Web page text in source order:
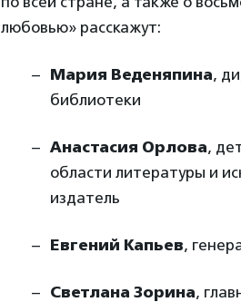
любовью» расскажут:
Мария Веденяпина,
библиотеки
Анастасия Орлова,
области литературы и
издатель
Евгений Капьев,
Светлана Зорина,